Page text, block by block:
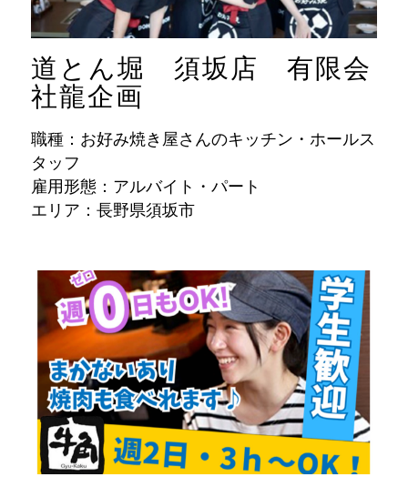
道とん堀 須坂店 有限会
社龍企画
職種：お好み焼き屋さんのキッチン・ホールス
タッフ
雇用形態：アルバイト・パート
エリア：長野県須坂市